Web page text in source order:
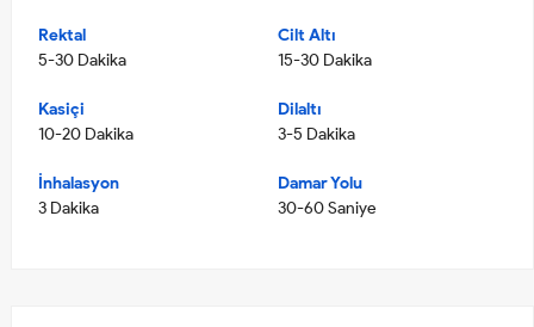
Rektal
5-30 Dakika
Cilt Altı
15-30 Dakika
Kasiçi
10-20 Dakika
Dilaltı
3-5 Dakika
İnhalasyon
3 Dakika
Damar Yolu
30-60 Saniye